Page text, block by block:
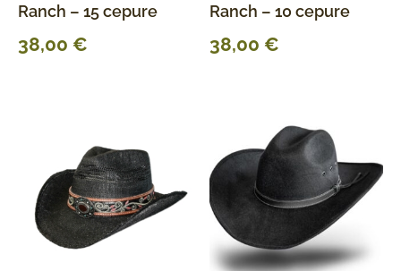
Ranch – 15 cepure
38,00 €
Ranch – 10 cepure
38,00 €